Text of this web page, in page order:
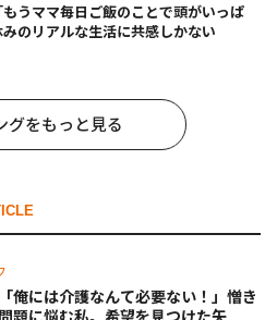
うママ毎日ご飯のことで頭がいっぱ
のリアルな生活に共感しかない
グをもっと見る
「俺には介護なんて必要ない！」憎き
題に悩む私。希望を見つけた矢